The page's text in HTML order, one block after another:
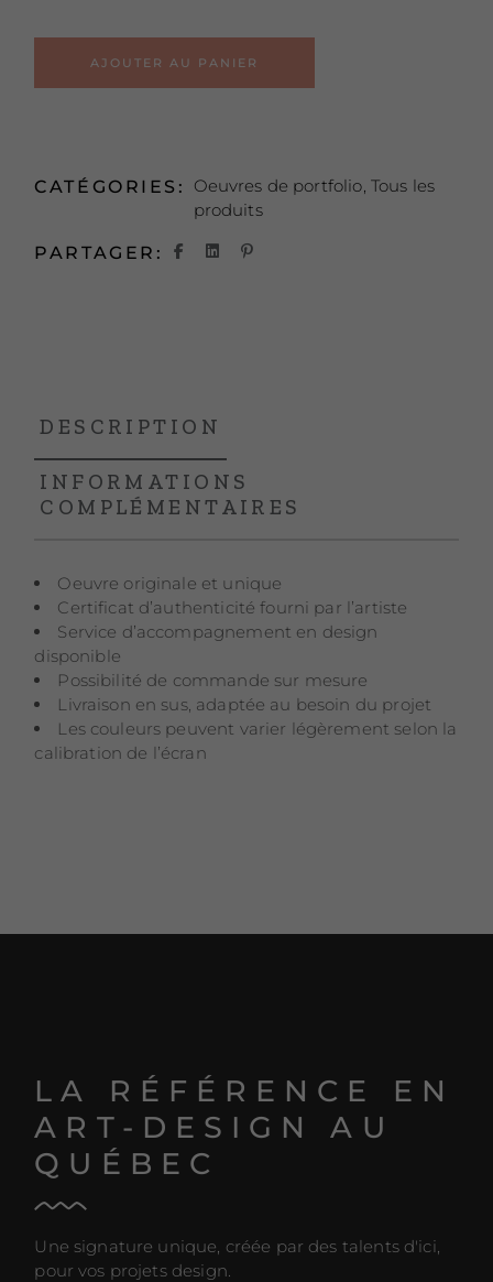
AJOUTER AU PANIER
CATÉGORIES: Oeuvres de portfolio, Tous les
produits
PARTAGER:
DESCRIPTION
INFORMATIONS
COMPLÉMENTAIRES
Oeuvre originale et unique
Certificat d’authenticité fourni par l’artiste
Service d’accompagnement en design
disponible
Possibilité de commande sur mesure
Livraison en sus, adaptée au besoin du projet
Les couleurs peuvent varier légèrement selon la
calibration de l’écran
LA RÉFÉRENCE EN
ART-DESIGN AU
QUÉBEC
Une signature unique, créée par des talents d'ici,
pour vos projets design.